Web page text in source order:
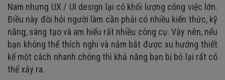
Nam nhưng UX / UI design lại có khối lượng công việc lớn.
Điều này đòi hỏi người làm cần phải có nhiều kiến thức, kỹ
năng, sáng tạo và am hiểu rất nhiều công cụ. Vậy nên, nếu
bạn không thể thích nghi và nắm bắt được xu hướng thiết
kế một cách nhanh chóng thì khả năng bạn bị bỏ lại rất có
thể xảy ra.